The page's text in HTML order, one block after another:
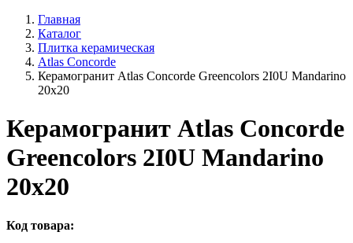
Главная
Каталог
Плитка керамическая
Atlas Concorde
Керамогранит Atlas Concorde Greencolors 2I0U Mandarino
20x20
Керамогранит Atlas Concorde
Greencolors 2I0U Mandarino
20x20
Код товара: